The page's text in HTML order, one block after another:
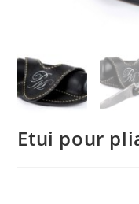
Etui pour